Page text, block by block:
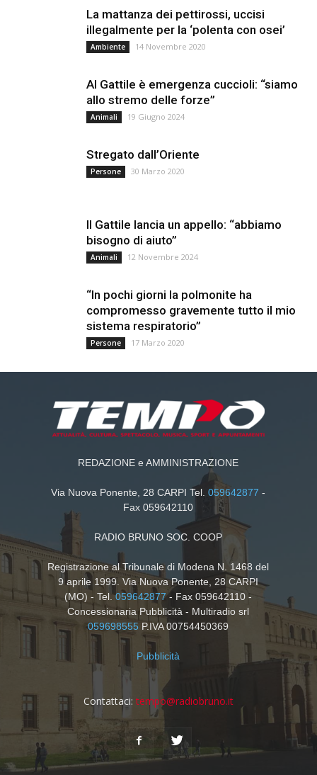
La mattanza dei pettirossi, uccisi
illegalmente per la ‘polenta con osei’
Ambiente 14 Novembre 2020
Al Gattile è emergenza cuccioli: “siamo
allo stremo delle forze”
Animali 19 Giugno 2024
Stregato dall’Oriente
Persone 30 Marzo 2020
Il Gattile lancia un appello: “abbiamo
bisogno di aiuto”
Animali 12 Novembre 2024
“In pochi giorni la polmonite ha
compromesso gravemente tutto il mio
sistema respiratorio”
Persone 17 Marzo 2020
REDAZIONE e AMMINISTRAZIONE
Via Nuova Ponente, 28 CARPI Tel.059642877 -
Fax 059642110
RADIO BRUNO SOC. COOP
Registrazione al Tribunale di Modena N. 1468 del
9 aprile 1999. Via Nuova Ponente, 28 CARPI
(MO) - Tel.059642877- Fax 059642110 -
Concessionaria Pubblicità - Multiradio srl
059698555 P.IVA 00754450369
Pubblicità
Contattaci: tempo@radiobruno.it